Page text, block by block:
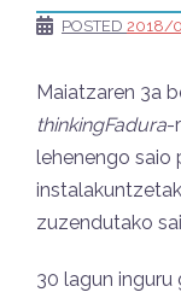
POSTED 2018/
Maiatzaren 3a
thinkingFadura-
lehenengo saio
zuzendutako
30 lagun inguru